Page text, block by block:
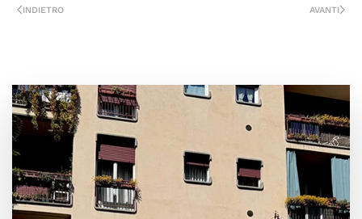
INDIETRO AVANTI